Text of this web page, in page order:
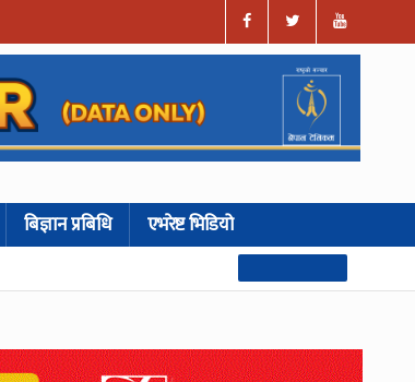
बिज्ञान प्रबिधि एभरेष्ट भिडियो